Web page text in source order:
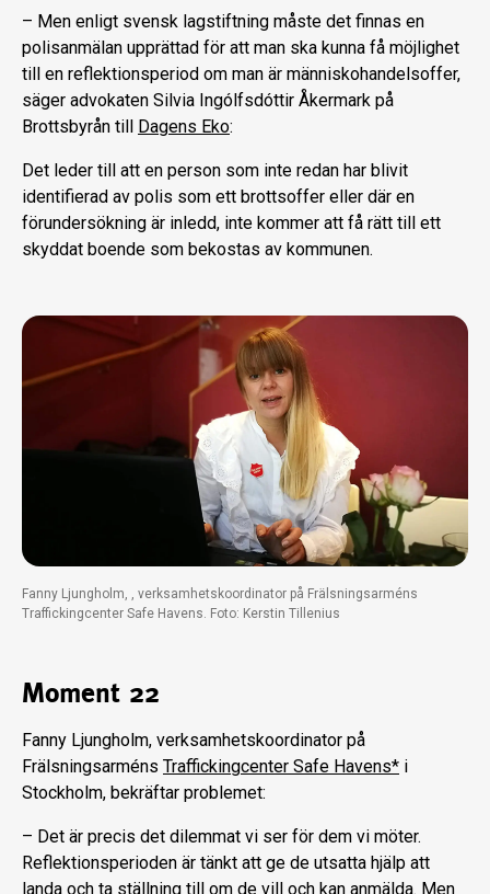
– Men enligt svensk lagstiftning måste det finnas en
polisanmälan upprättad för att man ska kunna få möjlighet
till en reflektionsperiod om man är människohandelsoffer,
säger advokaten Silvia Ingólfsdóttir Åkermark på
Brottsbyrån till Dagens Eko:
Det leder till att en person som inte redan har blivit
identifierad av polis som ett brottsoffer eller där en
förundersökning är inledd, inte kommer att få rätt till ett
skyddat boende som bekostas av kommunen.
Fanny Ljungholm, , verksamhetskoordinator på Frälsningsarméns
Traffickingcenter Safe Havens. Foto: Kerstin Tillenius
Moment 22
Fanny Ljungholm, verksamhetskoordinator på
Frälsningsarméns Traffickingcenter Safe Havens* i
Stockholm, bekräftar problemet:
– Det är precis det dilemmat vi ser för dem vi möter.
Reflektionsperioden är tänkt att ge de utsatta hjälp att
landa och ta ställning till om de vill och kan anmälda. Men